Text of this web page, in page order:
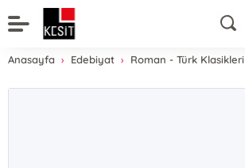
Anasayfa Edebiyat Roman - Türk Klasikleri